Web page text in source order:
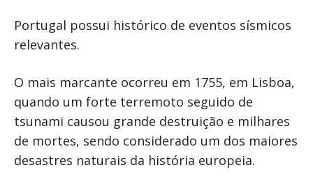
Portugal possui histórico de eventos sísmicos
relevantes.
O mais marcante ocorreu em 1755, em Lisboa,
quando um forte terremoto seguido de
tsunami causou grande destruição e milhares
de mortes, sendo considerado um dos maiores
desastres naturais da história europeia.